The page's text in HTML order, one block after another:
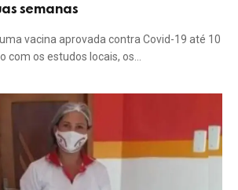
semanas
vacina aprovada contra Covid-19 até 10
com os estudos locais, os…